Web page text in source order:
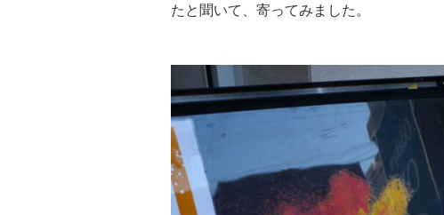
たと聞いて、寄ってみました。